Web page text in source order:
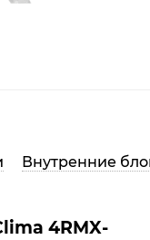
Внутренние
4RMX-